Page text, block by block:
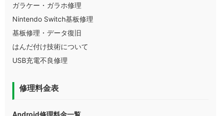
ガラケー・ガラホ修理
Nintendo Switch基板修理
基板修理・データ復旧
はんだ付け技術について
USB充電不良修理
修理料金表
Android修理料金一覧